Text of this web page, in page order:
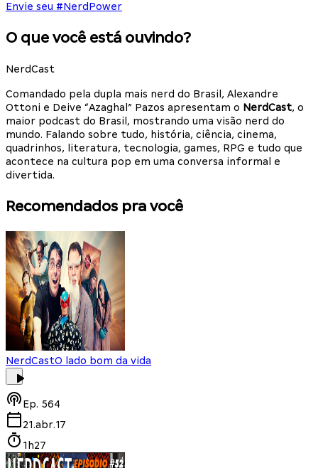
Envie seu #NerdPower
O que você está ouvindo?
NerdCast
Comandado pela dupla mais nerd do Brasil, Alexandre
Ottoni e Deive “Azaghal” Pazos apresentam o NerdCast, o
maior podcast do Brasil, mostrando uma visão nerd do
mundo. Falando sobre tudo, história, ciência, cinema,
quadrinhos, literatura, tecnologia, games, RPG e tudo que
acontece na cultura pop em uma conversa informal e
divertida.
Recomendados pra você
NerdCastO lado bom da vida
Ep. 564
21.abr.17
1h27